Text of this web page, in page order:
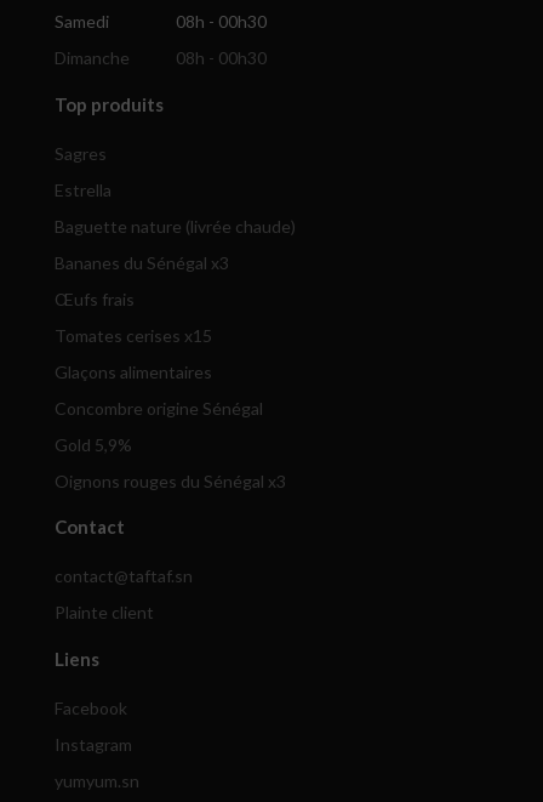
Samedi
08h - 00h30
Dimanche
08h - 00h30
Top produits
Sagres
Estrella
Baguette nature (livrée chaude)
Bananes du Sénégal x3
Œufs frais
Tomates cerises x15
Glaçons alimentaires
Concombre origine Sénégal
Gold 5,9%
Oignons rouges du Sénégal x3
Contact
contact@taftaf.sn
Plainte client
Liens
Facebook
Instagram
yumyum.sn